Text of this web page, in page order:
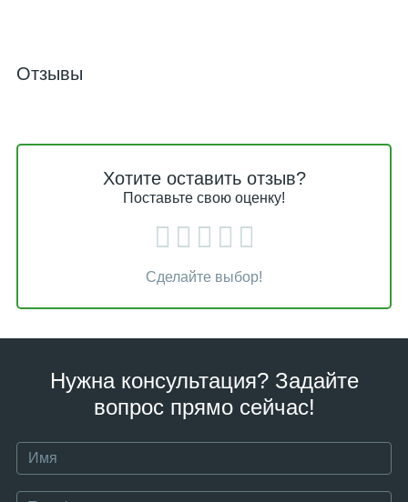
Отзывы
Хотите оставить отзыв?
Поставьте свою оценку!
Сделайте выбор!
Нужна консультация? Задайте
вопрос прямо сейчас!